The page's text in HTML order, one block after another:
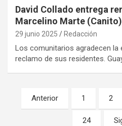
David Collado entrega
Marcelino Marte
29 junio 2025 Redacción
Los comunitarios agradecen la
reclamo de sus residentes.
Paginación
de
Anterior 1 2
24